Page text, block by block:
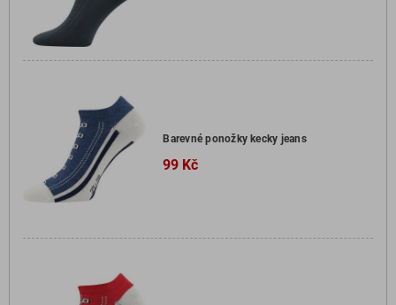
Barevné ponožky kecky jeans
99 Kč